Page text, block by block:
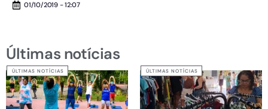
01/10/2019 - 12:07
Últimas notícias
ÚLTIMAS NOTÍCIAS ÚLTIMAS NOTÍCIAS